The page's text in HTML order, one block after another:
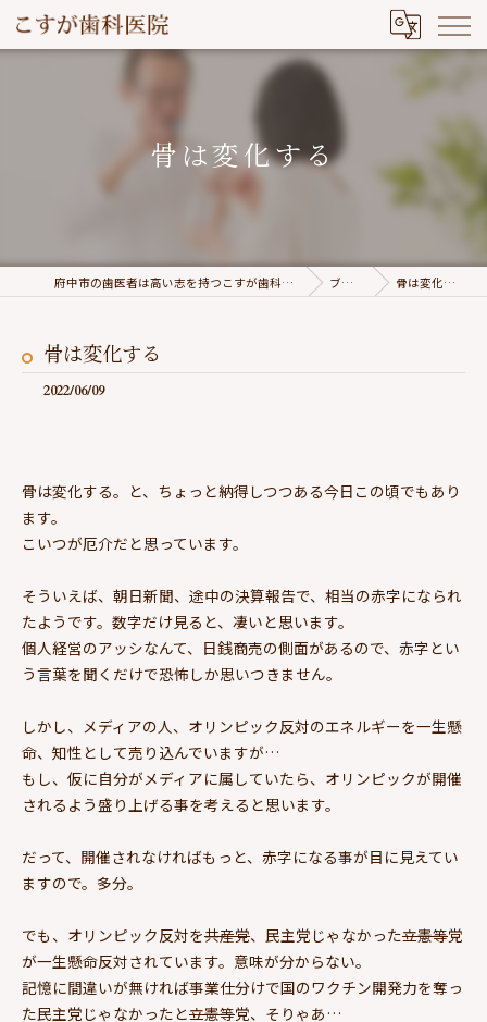
骨は変化する
府中市の歯医者は高い志を持つこすが歯科医院 ブログ 骨は変化する
骨は変化する
2022/06/09
骨は変化する。と、ちょっと納得しつつある今日この頃でもあり
ます。
こいつが厄介だと思っています。
そういえば、朝日新聞、途中の決算報告で、相当の赤字になられ
たようです。数字だけ見ると、凄いと思います。
個人経営のアッシなんて、日銭商売の側面があるので、赤字とい
う言葉を聞くだけで恐怖しか思いつきません。
しかし、メディアの人、オリンピック反対のエネルギーを一生懸
命、知性として売り込んでいますが…
もし、仮に自分がメディアに属していたら、オリンピックが開催
されるよう盛り上げる事を考えると思います。
だって、開催されなければもっと、赤字になる事が目に見えてい
ますので。多分。
でも、オリンピック反対を共産党、民主党じゃなかった立憲等党
が一生懸命反対されています。意味が分からない。
記憶に間違いが無ければ事業仕分けで国のワクチン開発力を奪っ
た民主党じゃなかったと立憲等党、そりゃあ…